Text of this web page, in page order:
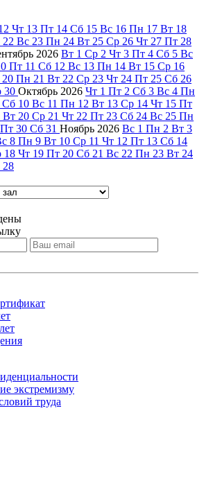
Чт 13 Пт 14 Сб 15 Вс 16 Пн 17 Вт 18
22 Вс 23 Пн 24 Вт 25 Ср 26 Чт 27 Пт 28
2026 Вт 1 Ср 2 Чт 3 Пт 4 Сб 5 Вс
Пт 11 Сб 12 Вс 13 Пн 14 Вт 15 Ср 16
20 Пн 21 Вт 22 Ср 23 Чт 24 Пт 25 Сб 26
30 Октябрь 2026 Чт 1 Пт 2 Сб 3 Вс 4 Пн
Сб 10 Вс 11 Пн 12 Вт 13 Ср 14 Чт 15 Пт
Вт 20 Ср 21 Чт 22 Пт 23 Сб 24 Вс 25 Пн
Пт 30 Сб 31 Ноябрь 2026 Вс 1 Пн 2 Вт 3
8 Пн 9 Вт 10 Ср 11 Чт 12 Пт 13 Сб 14
18 Чт 19 Пт 20 Сб 21 Вс 22 Пн 23 Вт 24
28
экстремизму
труда